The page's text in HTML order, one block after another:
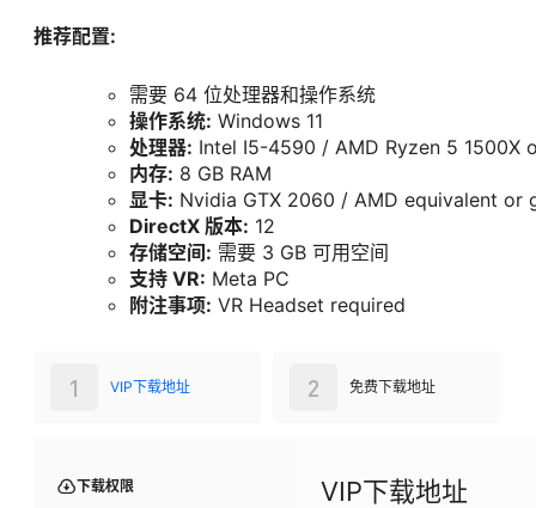
推荐配置:
需要 64 位处理器和操作系统
操作系统: Windows 11
处理器: Intel I5-4590 / AMD Ryzen 5 1500X
内存: 8 GB RAM
显卡: Nvidia GTX 2060 / AMD equivalent or
DirectX 版本: 12
存储空间: 需要 3 GB 可用空间
支持 VR: Meta PC
附注事项: VR Headset required
VIP下载地址
1 免费下载地址
2
下载权限 VIP下载地址